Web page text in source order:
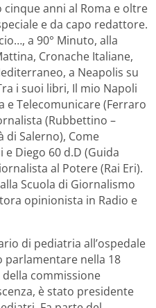
cinque anni al Roma e oltre
e da capo redattore.
a 90° Minuto, alla
Cronache Italiane,
a Neapolis su
i suoi libri, Il mio Napoli
e Telecomunicare (Ferraro
(Rubbettino –
di Salerno), Come
Diego 60 d.D (Guida
al Potere (Rai Eri).
Scuola di Giornalismo
opinionista in Radio e
di pediatria all’ospedale
parlamentare nella 18
commissione
è stato presidente